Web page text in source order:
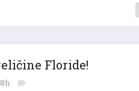
Floride!